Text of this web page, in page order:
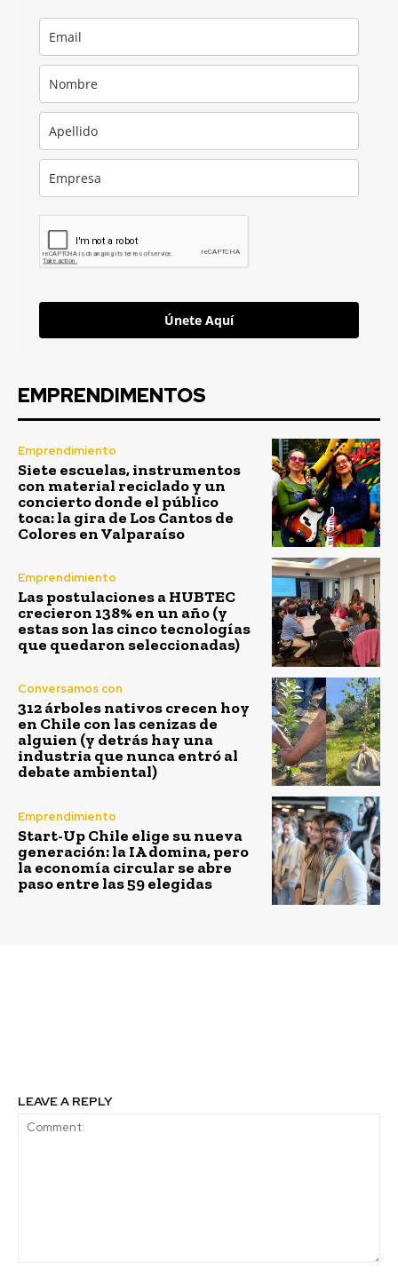
Únete Aquí
EMPRENDIMENTOS
Emprendimiento
Siete escuelas, instrumentos
con material reciclado y un
concierto donde el público
toca: la gira de Los Cantos de
Colores en Valparaíso
Emprendimiento
Las postulaciones a HUBTEC
crecieron 138% en un año (y
estas son las cinco tecnologías
que quedaron seleccionadas)
Conversamos con
312 árboles nativos crecen hoy
en Chile con las cenizas de
alguien (y detrás hay una
industria que nunca entró al
debate ambiental)
Emprendimiento
Start-Up Chile elige su nueva
generación: la IA domina, pero
la economía circular se abre
paso entre las 59 elegidas
LEAVE A REPLY